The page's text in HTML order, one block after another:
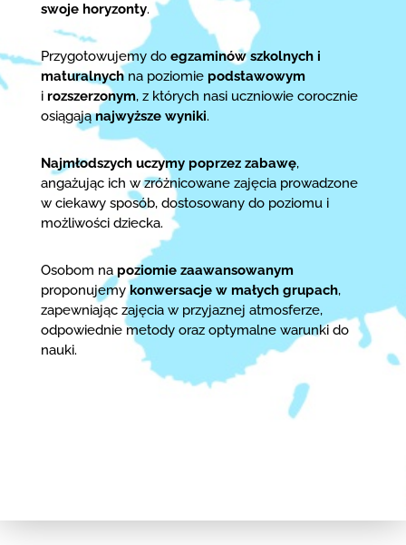
swoje horyzonty.
Przygotowujemy do egzaminów szkolnych i
maturalnychna poziomie podstawowym
i rozszerzonym, z których nasi uczniowie corocznie
osiągająnajwyższe wyniki.
Najmłodszych uczymy poprzez zabawę,
angażując ich w zróżnicowane zajęcia prowadzone
w ciekawy sposób, dostosowany do poziomu i
możliwości dziecka.
Osobom na poziomie zaawansowanym
proponujemykonwersacje w małych grupach,
zapewniając zajęcia w przyjaznej atmosferze,
odpowiednie metody oraz optymalne warunki do
nauki.